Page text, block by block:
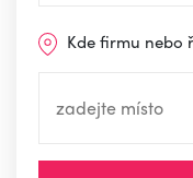
Kde firmu nebo